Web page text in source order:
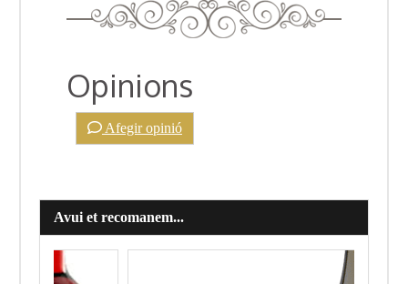
Opinions
Afegir opinió
Avui et recomanem...